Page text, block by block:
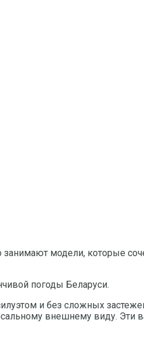
модели, которые
погоды Беларуси.
и без сложных
внешнему виду. Эти